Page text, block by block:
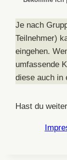
Je nach
Teilnehmer)
eingehen.
umfassende
diese auch in
Hast du